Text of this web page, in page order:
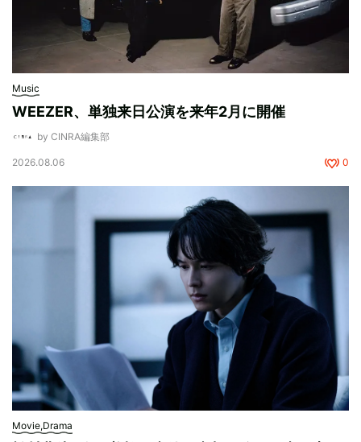
Music
WEEZER、単独来日公演を来年2月に開催
by CINRA編集部
2026.08.06 0
Movie,Drama